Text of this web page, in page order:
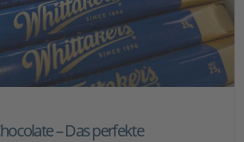
– Das perfekte